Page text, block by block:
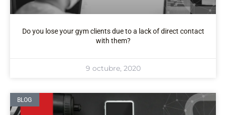
Do you lose your gym clients due to a lack of direct contact
with them?
9 octubre, 2020
BLOG